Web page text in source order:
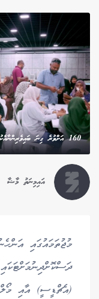
160 އަށްވުރެ ގިނަ ބައިވެރިންނާއެކު "ވިލުންވެރި ކަނބަލުން" ޕްރޮގްރާމު ފަށައިގެން ކުރިއަށްދަނީ
އައިމިނަތު މާޝާ
މުޖުތަމައުގައި
(އެޗްޑީސީ) އާއި